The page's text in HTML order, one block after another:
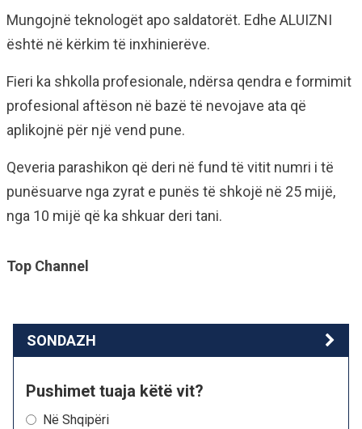
Mungojnë teknologët apo saldatorët. Edhe ALUIZNI
është në kërkim të inxhinierëve.
Fieri ka shkolla profesionale, ndërsa qendra e formimit
profesional aftëson në bazë të nevojave ata që
aplikojnë për një vend pune.
Qeveria parashikon që deri në fund të vitit numri i të
punësuarve nga zyrat e punës të shkojë në 25 mijë,
nga 10 mijë që ka shkuar deri tani.
Top Channel
SONDAZH
Pushimet tuaja këtë vit?
Në Shqipëri